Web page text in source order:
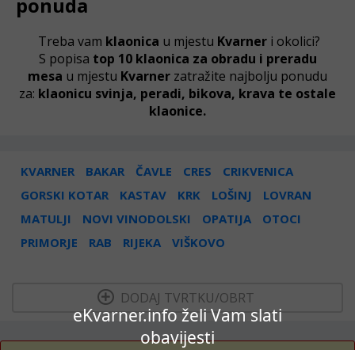
eKvarner.info želi Vam slati
obavijesti
Treba vam klaonica u mjestu Kvarner i okolici?
S popisa top 10 klaonica za obradu i preradu
mesa u mjestu Kvarner zatražite najbolju ponudu
za: klaonicu svinja, peradi, bikova, krava te ostale
klaonice.
KVARNER BAKAR ČAVLE CRES
CRIKVENICA
GORSKI KOTAR
KASTAV KRK LOŠINJ
LOVRAN
MATULJI
NOVI VINODOLSKI OPATIJA
OTOCI
PRIMORJE
RAB RIJEKA VIŠKOVO
DODAJ TVRTKU/OBRT